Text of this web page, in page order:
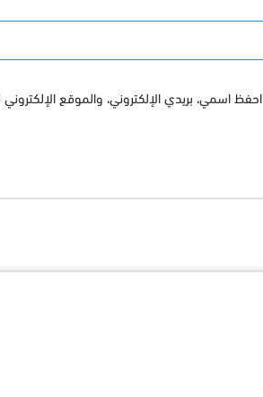
احفظ اسمي، بريدي الإلكتروني، والموقع